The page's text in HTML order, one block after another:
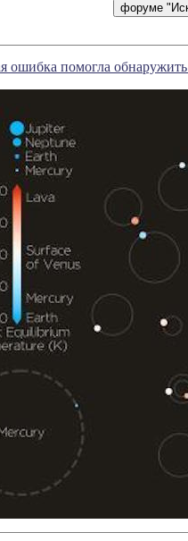
ошибка помогла